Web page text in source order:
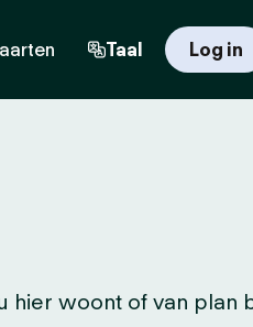
Taal Log in
hier woont of van plan